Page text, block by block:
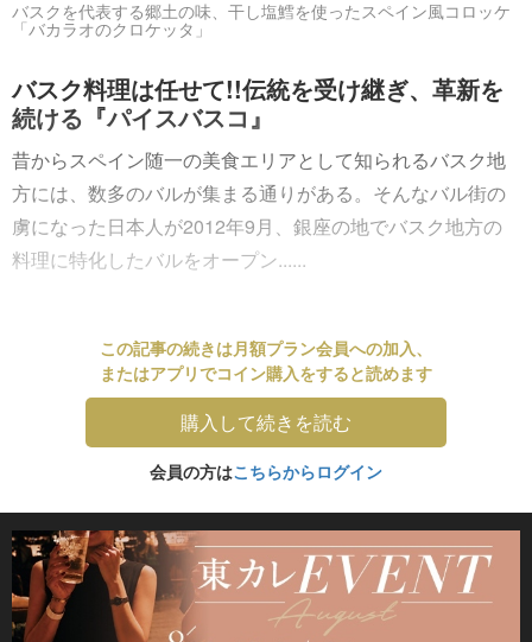
バスクを代表する郷土の味、干し塩鱈を使ったスペイン風コロッケ
「バカラオのクロケッタ」
バスク料理は任せて!!伝統を受け継ぎ、革新を
続ける『パイスバスコ』
昔からスペイン随一の美食エリアとして知られるバスク地
方には、数多のバルが集まる通りがある。そんなバル街の
虜になった日本人が2012年9月、銀座の地でバスク地方の
料理に特化したバルをオープン......
この記事の続きは月額プラン会員への加入、
またはアプリでコイン購入をすると読めます
購入して続きを読む
会員の方はこちらからログイン